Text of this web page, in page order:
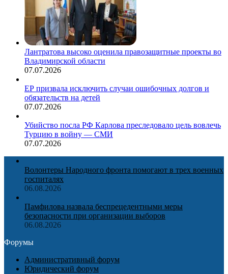
Лантратова высоко оценила правозащитные проекты во
Владимирской области
07.07.2026
ЕР призвала исключить случаи ошибочных долгов и
обязательств на детей
07.07.2026
Убийство посла РФ Карлова преследовало цель вовлечь
Турцию в войну — СМИ
07.07.2026
Волонтеры Народного фронта помогают в трех военных
госпиталях
06.08.2026
Памфилова назвала беспрецедентными меры
безопасности при организации выборов
06.08.2026
Форумы
Административный форум
Юридический форум